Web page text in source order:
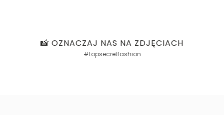
📸 OZNACZAJ NAS NA ZDJĘCIACH
#topsecretfashion